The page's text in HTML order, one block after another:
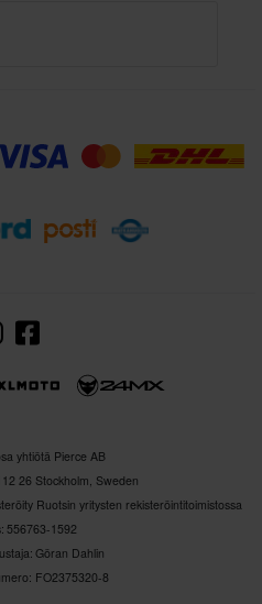
yhtiötä Pierce AB
26 Stockholm, Sweden
Ruotsin yritysten rekisteröintitoimistossa
556763-1592
Göran Dahlin
FO2375320-8